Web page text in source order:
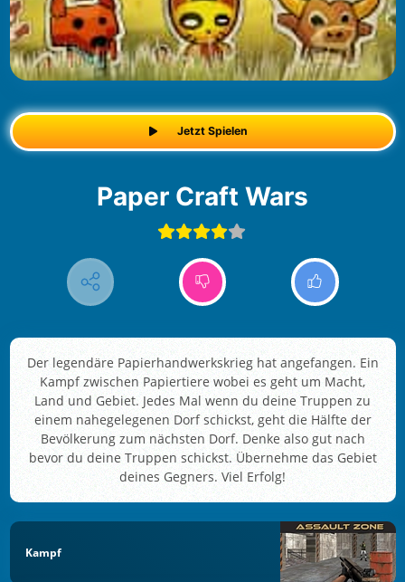
Jetzt Spielen
Paper Craft Wars
Der legendäre Papierhandwerkskrieg hat angefangen. Ein
Kampf zwischen Papiertiere wobei es geht um Macht,
Land und Gebiet. Jedes Mal wenn du deine Truppen zu
einem nahegelegenen Dorf schickst, geht die Hälfte der
Bevölkerung zum nächsten Dorf. Denke also gut nach
bevor du deine Truppen schickst. Übernehme das Gebiet
deines Gegners. Viel Erfolg!
Kampf